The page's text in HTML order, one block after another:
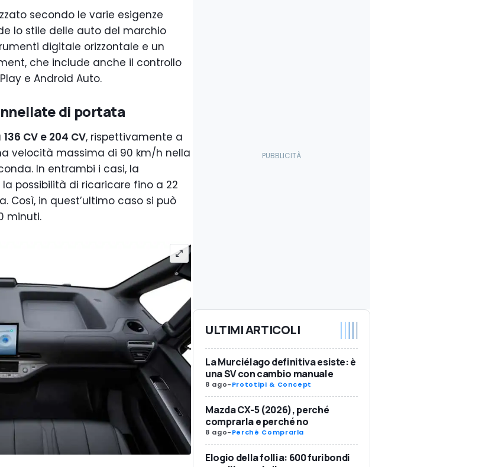
secondo le varie esigenze
lo stile delle auto del marchio
digitale orizzontale e un
che include anche il controllo
e Android Auto.
di portata
136 CV e 204 CV, rispettivamente a
velocità massima di 90 km/h nella
In entrambi i casi, la
la possibilità di ricaricare fino a 22
Così, in quest’ultimo caso si può
minuti.
ULTIMI ARTICOLI
La Murciélago definitiva esiste: è
una SV con cambio manuale
8 ago-Prototipi & Concept
Mazda CX-5 (2026), perché
comprarla e perché no
8 ago-Perché Comprarla
Elogio della follia: 600 furibondi